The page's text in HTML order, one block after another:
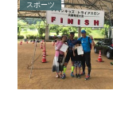
スポーツ